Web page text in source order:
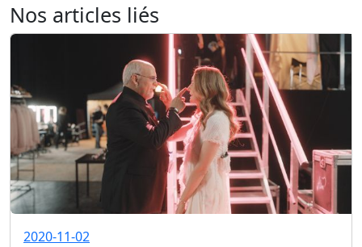
Nos articles liés
2020-11-02